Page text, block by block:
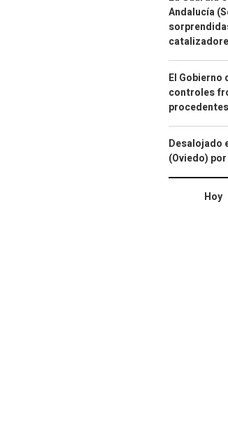
Andalucía
El Gobierno
controles
Desalojado
(Oviedo)
Hoy